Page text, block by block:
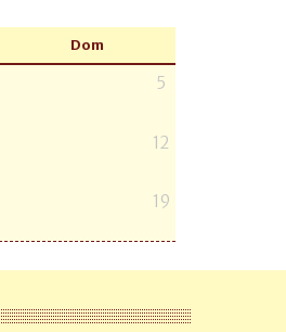
Dom
5
12
19